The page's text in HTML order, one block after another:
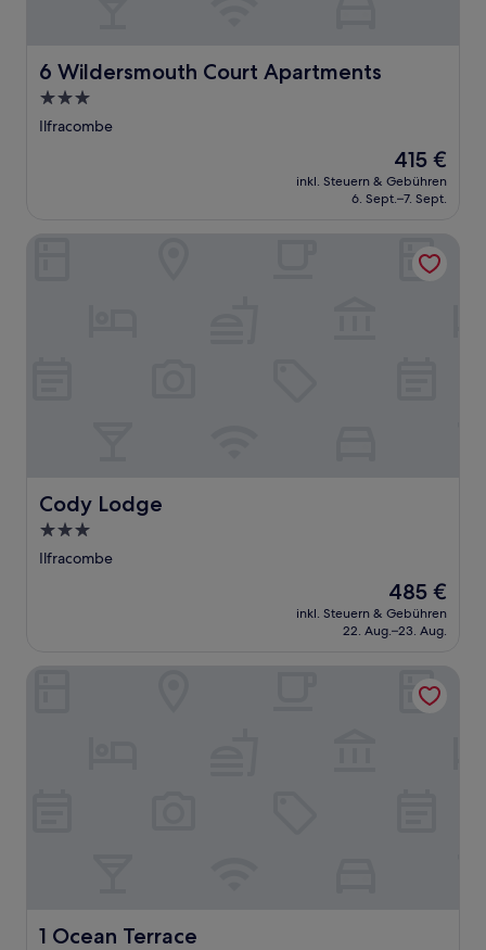
6 Wildersmouth Court Apartments
6 Wildersmouth Court Apartments
3.0-
Sterne-
Ilfracombe
Der
Preis
beträgt
415 €
inkl. Steuern & Gebühren
6. Sept.–7. Sept.
Cody Lodge
Cody Lodge
3.0-
Sterne-
Ilfracombe
Der
Preis
beträgt
485 €
inkl. Steuern & Gebühren
22. Aug.–23. Aug.
1 Ocean Terrace
1 Ocean Terrace